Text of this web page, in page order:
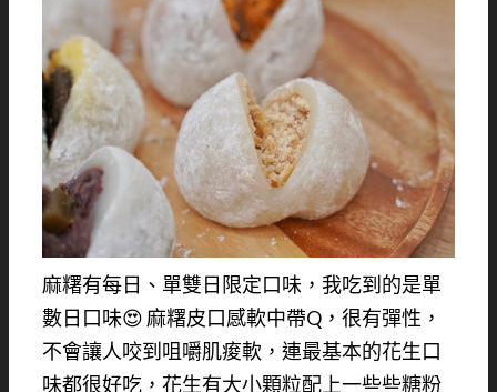
麻糬有每日、單雙日限定口味，我吃到的是單
數日口味😍 麻糬皮口感軟中帶Q，很有彈性，
不會讓人咬到咀嚼肌痠軟，連最基本的花生口
味都很好吃，花生有大小顆粒配上一些些糖粉